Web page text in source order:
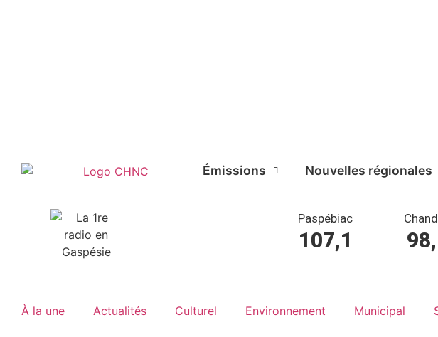
Émissions Nouvelles régionales
Paspébiac
107,1
À la une Actualités Culturel Environnement Municipal